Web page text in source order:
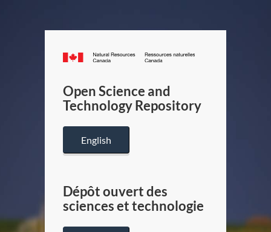
Canada.ca
/
Canada
Open Science and
Technology Repository
English
Dépôt ouvert des
sciences et technologie